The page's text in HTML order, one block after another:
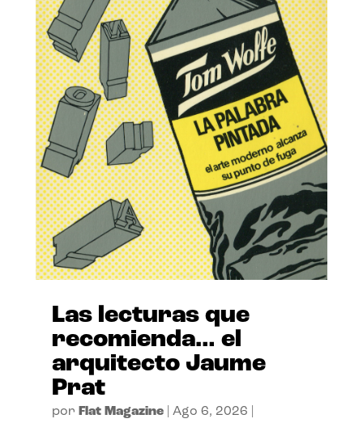
Las lecturas que
recomienda… el
arquitecto Jaume
Prat
por Flat Magazine| Ago 6, 2026